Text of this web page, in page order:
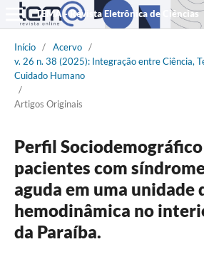
TEMA - Revista Eletrônica de Ciências
Início / Acervo /
v. 26 n. 38 (2025): Integração entre Ciência,
Cuidado Humano
/
Artigos Originais
Perfil
pacientes com
aguda em uma unidade
hemodinâmica no
da Paraíba.